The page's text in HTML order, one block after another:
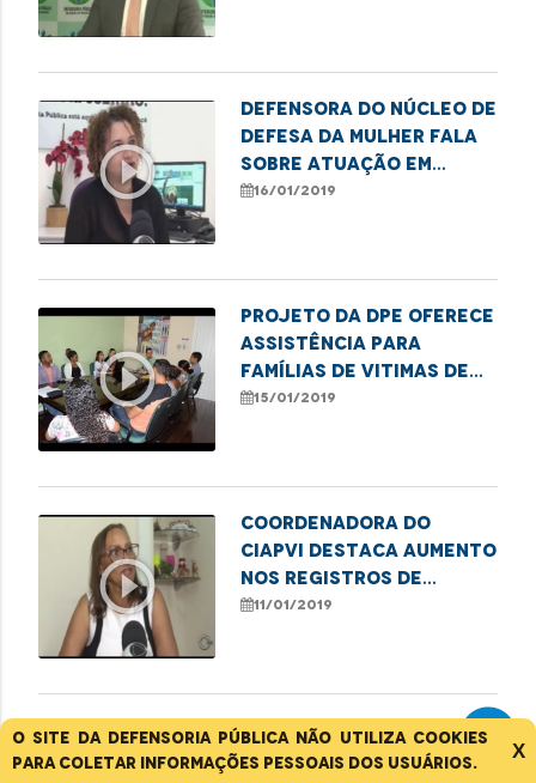
O site da Defensoria Pública não utiliza cookies
para coletar informações pessoais dos usuários.
X
play_circle_outline
Defensora do núcleo de
defesa da mulher fala
sobre atuação em
casos de violência
16/01/2019
play_circle_outline
Projeto da DPE oferece
assistência para
famílias de vitimas de
homicídios
15/01/2019
play_circle_outline
Coordenadora do
Ciapvi destaca aumento
nos registros de
violência
11/01/2019
Defensor do Núcleo da
Infância fala sobre o